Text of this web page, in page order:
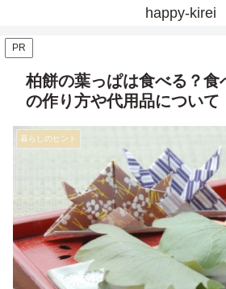
happy-kirei
PR
柏餅の葉っぱは食べる？食
の作り方や代用品について
暮らしのヒント